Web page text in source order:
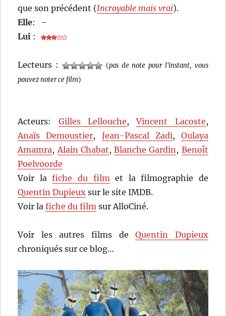
que son précédent (Incroyable mais vrai).
Elle:
–
Lui :
Lecteurs : (pas de note pour l'instant, vous
pouvez noter ce film)
Acteurs: Gilles Lellouche,Vincent Lacoste,
Anaïs Demoustier, Jean-Pascal Zadi, Oulaya
Amamra,Alain Chabat,Blanche Gardin, Benoît
Poelvoorde
Voir lafiche du filmet la filmographie de
Quentin Dupieux sur le site IMDB.
Voir lafiche du film sur AlloCiné.
Voir les autres films deQuentin Dupieux
chroniqués sur ce blog…